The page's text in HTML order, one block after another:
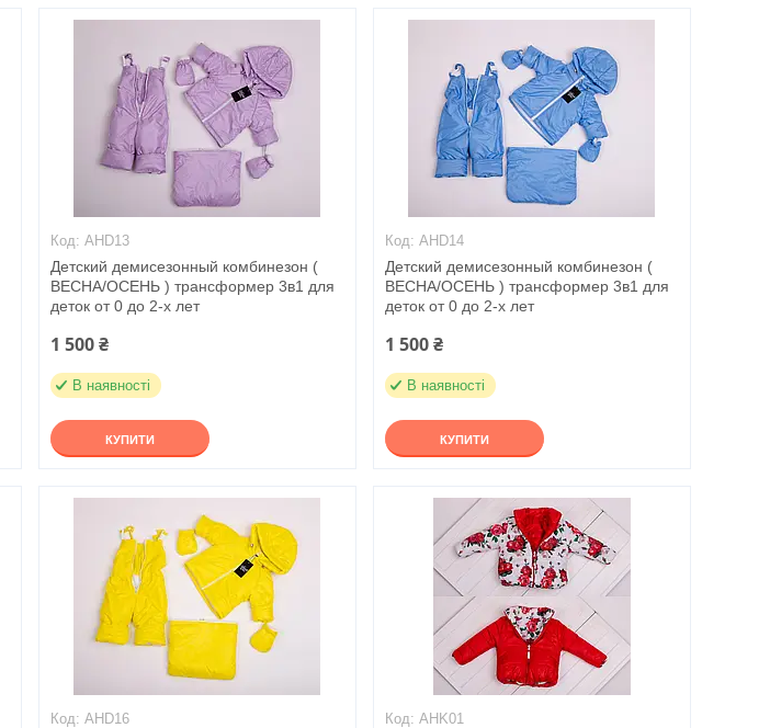
AHD13
Детский демисезонный комбинезон (
ВЕСНА/ОСЕНЬ ) трансформер 3в1 для
деток от 0 до 2-х лет
1 500 ₴
В наявності
КУПИТИ
AHD14
Детский демисезонный комбинезон (
ВЕСНА/ОСЕНЬ ) трансформер 3в1 для
деток от 0 до 2-х лет
1 500 ₴
В наявності
КУПИТИ
AHD16 AHK01